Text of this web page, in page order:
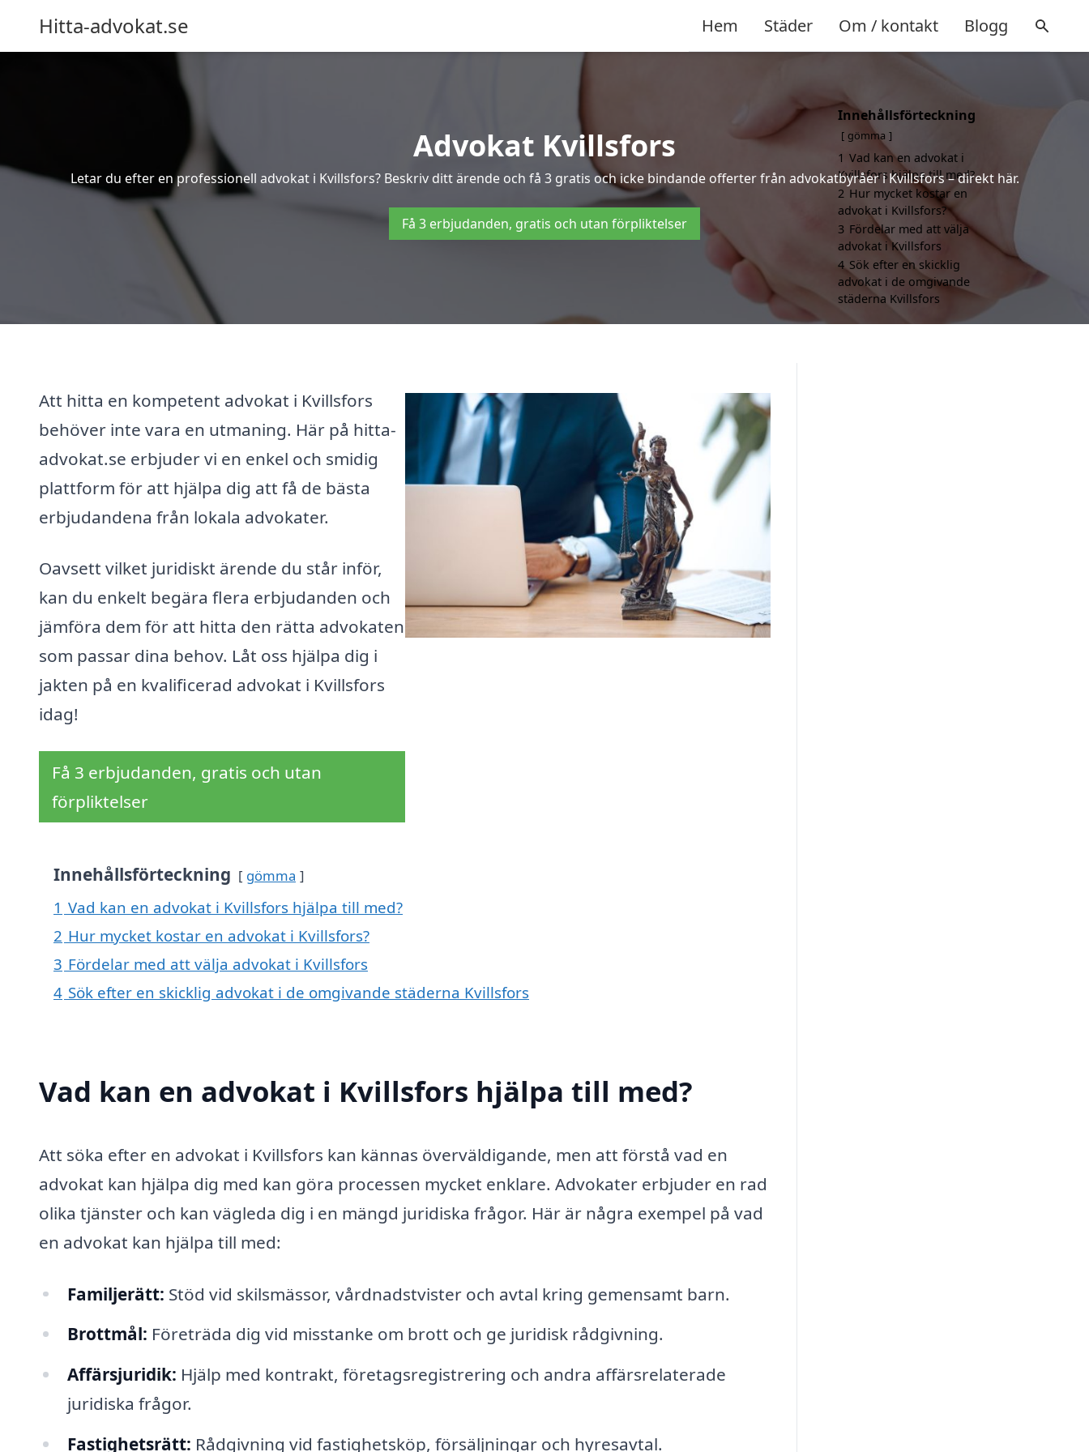
Hitta-advokat.se Hem Städer Om / kontakt Blogg
Advokat Kvillsfors
Letar du efter en professionell advokat i Kvillsfors? Beskriv ditt ärende och få 3 gratis och icke bindande offerter från advokatbyråer i Kvillsfors – direkt här.
Få 3 erbjudanden, gratis och utan förpliktelser
Att hitta en kompetent advokat i Kvillsfors
behöver inte vara en utmaning. Här på hitta-
advokat.se erbjuder vi en enkel och smidig
plattform för att hjälpa dig att få de bästa
erbjudandena från lokala advokater.
Oavsett vilket juridiskt ärende du står inför,
kan du enkelt begära flera erbjudanden och
jämföra dem för att hitta den rätta advokaten
som passar dina behov. Låt oss hjälpa dig i
jakten på en kvalificerad advokat i Kvillsfors
idag!
Få 3 erbjudanden, gratis och utan
förpliktelser
Innehållsförteckning gömma
1 Vad kan en advokat i Kvillsfors hjälpa till med?
2 Hur mycket kostar en advokat i Kvillsfors?
3 Fördelar med att välja advokat i Kvillsfors
4 Sök efter en skicklig advokat i de omgivande städerna Kvillsfors
Vad kan en advokat i Kvillsfors hjälpa till med?
Att söka efter en advokat i Kvillsfors kan kännas överväldigande, men att förstå vad en
advokat kan hjälpa dig med kan göra processen mycket enklare. Advokater erbjuder en rad
olika tjänster och kan vägleda dig i en mängd juridiska frågor. Här är några exempel på vad
en advokat kan hjälpa till med:
Familjerätt: Stöd vid skilsmässor, vårdnadstvister och avtal kring gemensamt barn.
Brottmål: Företräda dig vid misstanke om brott och ge juridisk rådgivning.
Affärsjuridik: Hjälp med kontrakt, företagsregistrering och andra affärsrelaterade
juridiska frågor.
Fastighetsrätt: Rådgivning vid fastighetsköp, försäljningar och hyresavtal.
Innehållsförteckning
gömma
1 Vad kan en advokat i
Kvillsfors hjälpa till med?
2 Hur mycket kostar en
advokat i Kvillsfors?
3 Fördelar med att välja
advokat i Kvillsfors
4 Sök efter en skicklig
advokat i de omgivande
städerna Kvillsfors